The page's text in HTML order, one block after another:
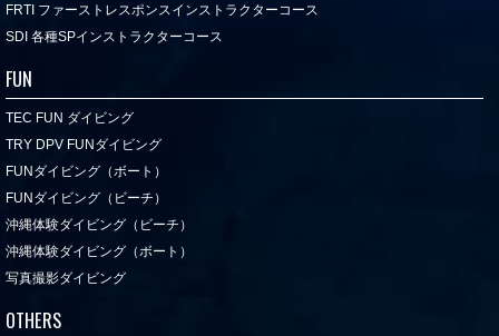
FRTI ファーストレスポンスインストラクターコース
SDI 各種SPインストラクターコース
FUN
TEC FUN ダイビング
TRY DPV FUNダイビング
FUNダイビング（ボート）
FUNダイビング（ビーチ）
沖縄体験ダイビング（ビーチ）
沖縄体験ダイビング（ボート）
写真撮影ダイビング
OTHERS